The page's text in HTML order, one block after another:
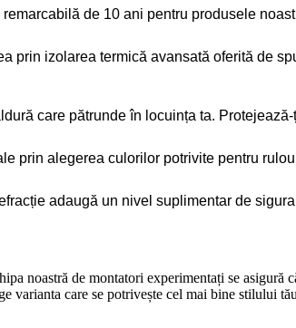
de 10 ani pentru produsele
prin izolarea termică avansată oferită de
care pătrunde în locuința ta.
prin alegerea culorilor potrivite pentru
adaugă un nivel suplimentar de
noastră de montatori experimentați se
varianta care se potrivește cel mai bine stilului